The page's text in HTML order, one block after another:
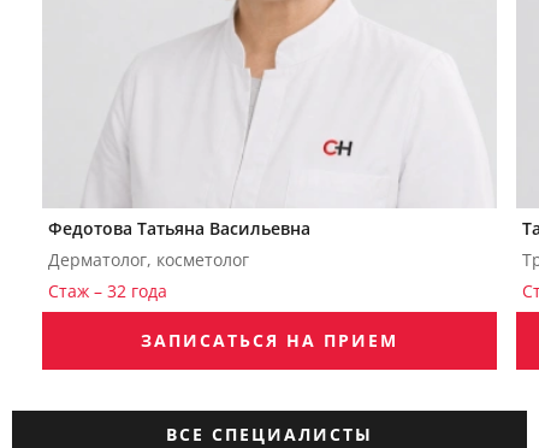
Федотова Татьяна Васильевна
Дерматолог, косметолог
Стаж – 32 года
ЗАПИСАТЬСЯ НА ПРИЕМ
ВСЕ СПЕЦИАЛИСТЫ